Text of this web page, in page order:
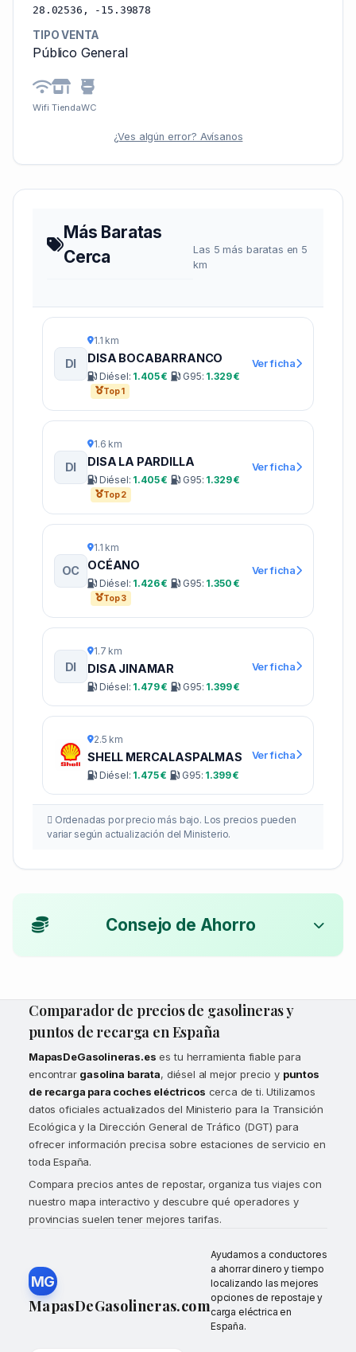
28.02536, -15.39878
TIPO VENTA
Público General
Wifi TiendaWC
¿Ves algún error? Avísanos
Más Baratas
Cerca
Las 5 más baratas en 5
km
DI
1.1 km
DISA BOCABARRANCO
Diésel: 1.405 € G95: 1.329 €
Top 1
Ver ficha
DI
1.6 km
DISA LA PARDILLA
Diésel: 1.405 € G95: 1.329 €
Top 2
Ver ficha
OC
1.1 km
OCÉANO
Diésel: 1.426 € G95: 1.350 €
Top 3
Ver ficha
DI
1.7 km
DISA JINAMAR
Diésel: 1.479 € G95: 1.399 €
Ver ficha
2.5 km
SHELL MERCALASPALMAS
Diésel: 1.475 € G95: 1.399 €
Ver ficha
Ordenadas por precio más bajo. Los precios pueden
variar según actualización del Ministerio.
Consejo de Ahorro
Comparador de precios de gasolineras y
puntos de recarga en España
MapasDeGasolineras.es es tu herramienta fiable para
encontrar gasolina barata, diésel al mejor precio y puntos
de recarga para coches eléctricos cerca de ti. Utilizamos
datos oficiales actualizados del Ministerio para la Transición
Ecológica y la Dirección General de Tráfico (DGT) para
ofrecer información precisa sobre estaciones de servicio en
toda España.
Compara precios antes de repostar, organiza tus viajes con
nuestro mapa interactivo y descubre qué operadores y
provincias suelen tener mejores tarifas.
MG
MapasDeGasolineras.com
Ayudamos a conductores
a ahorrar dinero y tiempo
localizando las mejores
opciones de repostaje y
carga eléctrica en
España.